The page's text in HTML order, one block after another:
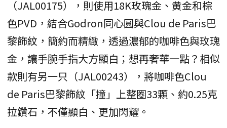
（JAL00175），則使用18K玫瑰金、黄金和棕
色PVD，結合Godron同心圓與Clou de Paris巴
黎飾紋，簡約而精緻，透過濃郁的咖啡色與玫瑰
金，讓手腕手指大方顯白；想再奢華一點？相似
款則有另一只（JAL00243），將咖啡色Clou
de Paris巴黎飾紋「撞」上整圈33顆、約0.25克
拉鑽石，不僅顯白、更加閃耀。